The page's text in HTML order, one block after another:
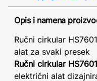
Opis i namena
Ručni cirkular
alat za svaki presek
Ručni cirkular
električni alat